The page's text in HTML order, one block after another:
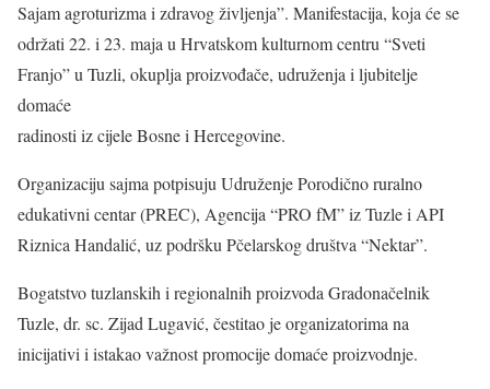
Sajam agroturizma i zdravog življenja”. Manifestacija, koja će se
održati 22. i 23. maja u Hrvatskom kulturnom centru “Sveti
Franjo” u Tuzli, okuplja proizvođače, udruženja i ljubitelje
domaće
radinosti iz cijele Bosne i Hercegovine.
Organizaciju sajma potpisuju Udruženje Porodično ruralno
edukativni centar (PREC), Agencija “PRO fM” iz Tuzle i API
Riznica Handalić, uz podršku Pčelarskog društva “Nektar”.
Bogatstvo tuzlanskih i regionalnih proizvoda Gradonačelnik
Tuzle, dr. sc. Zijad Lugavić, čestitao je organizatorima na
inicijativi i istakao važnost promocije domaće proizvodnje.